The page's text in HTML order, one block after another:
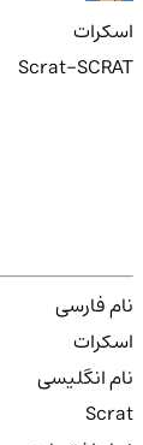
اسکرات
Scrat-SCRAT
نام فارسی
اسکرات
نام انگلیسی
Scrat